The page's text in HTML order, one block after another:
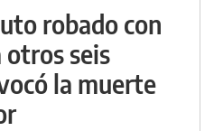
robado con
otros seis
la muerte